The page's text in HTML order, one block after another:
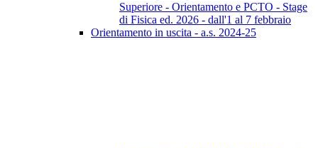
Superiore - Orientamento e PCTO - Stage
di Fisica ed. 2026 - dall'1 al 7 febbraio
Orientamento in uscita - a.s. 2024-25